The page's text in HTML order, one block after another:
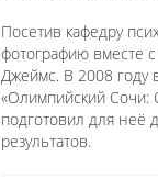
Посетив кафедру
фотографию вместе
Джеймс. В 2008 году
«Олимпийский Сочи:
подготовил для неё
результатов.